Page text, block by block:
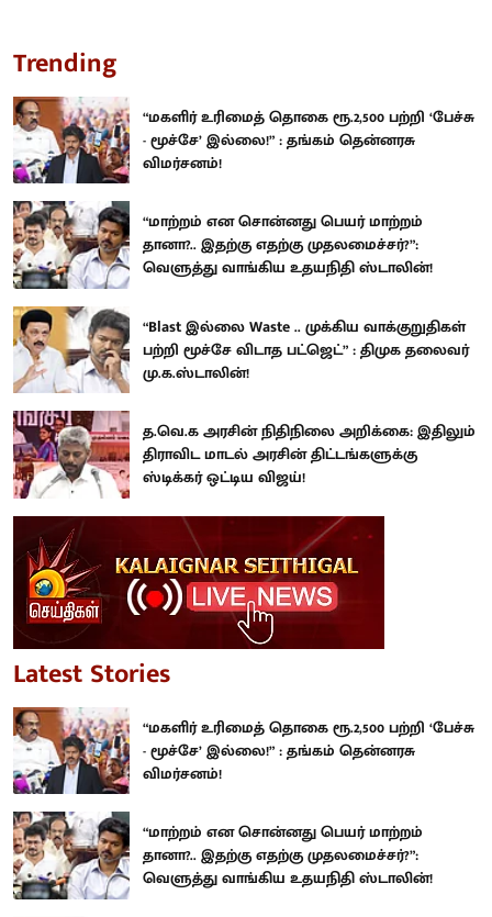
Trending
“மகளிர் உரிமைத் தொகை ரூ.2,500 பற்றி ‘பேச்சு
- மூச்சே’ இல்லை!” : தங்கம் தென்னரசு
விமர்சனம்!
“மாற்றம் என சொன்னது பெயர் மாற்றம்
தானா?.. இதற்கு எதற்கு முதலமைச்சர்?”:
வெளுத்து வாங்கிய உதயநிதி ஸ்டாலின்!
“Blast இல்லை Waste .. முக்கிய வாக்குறுதிகள்
பற்றி மூச்சே விடாத பட்ஜெட்” : திமுக தலைவர்
மு.க.ஸ்டாலின்!
த.வெ.க அரசின் நிதிநிலை அறிக்கை: இதிலும்
திராவிட மாடல் அரசின் திட்டங்களுக்கு
ஸ்டிக்கர் ஒட்டிய விஜய்!
Latest Stories
“மகளிர் உரிமைத் தொகை ரூ.2,500 பற்றி ‘பேச்சு
- மூச்சே’ இல்லை!” : தங்கம் தென்னரசு
விமர்சனம்!
“மாற்றம் என சொன்னது பெயர் மாற்றம்
தானா?.. இதற்கு எதற்கு முதலமைச்சர்?”:
வெளுத்து வாங்கிய உதயநிதி ஸ்டாலின்!